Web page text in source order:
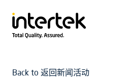
Back to 返回新闻活动